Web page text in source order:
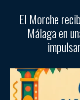
El Morche
Málaga en